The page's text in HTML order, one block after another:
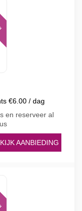
€6.00 / dag
en reserveer al
AANBIEDING